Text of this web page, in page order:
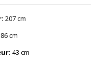
207 cm
86 cm
43 cm